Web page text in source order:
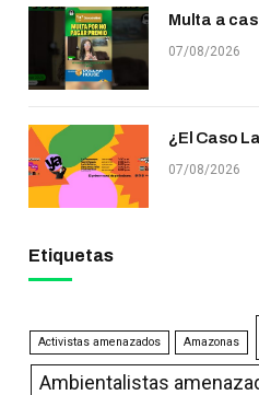
Multa a
07/08/2026
¿El Caso
07/08/2026
Etiquetas
Activistas amenazados Amazonas
Ambientalistas